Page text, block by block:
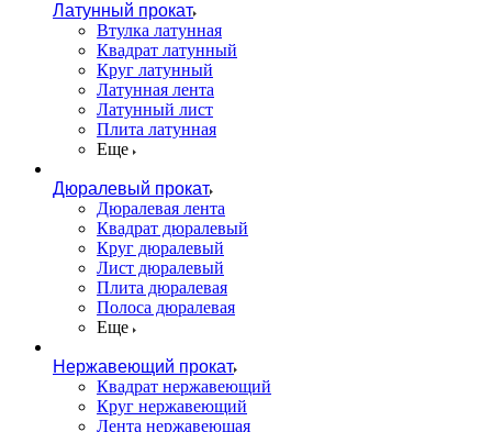
Латунный прокат
Втулка латунная
Квадрат латунный
Круг латунный
Латунная лента
Латунный лист
Плита латунная
Еще
Дюралевый прокат
Дюралевая лента
Квадрат дюралевый
Круг дюралевый
Лист дюралевый
Плита дюралевая
Полоса дюралевая
Еще
Нержавеющий прокат
Квадрат нержавеющий
Круг нержавеющий
Лента нержавеющая